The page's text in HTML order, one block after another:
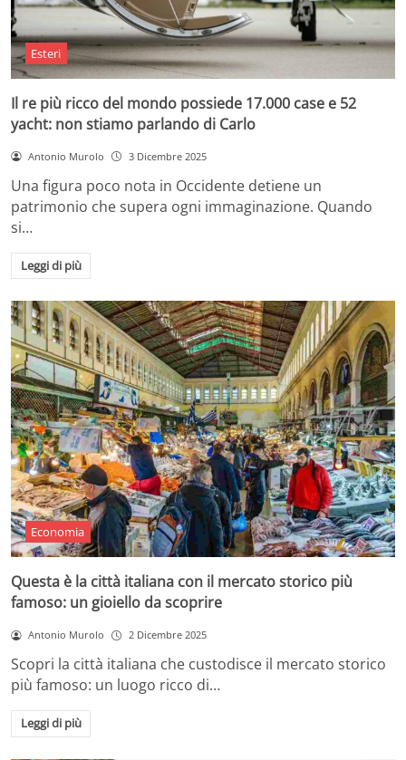
Esteri
Il re più ricco del mondo possiede 17.000 case e 52
yacht: non stiamo parlando di Carlo
Antonio Murolo 3 Dicembre 2025
Una figura poco nota in Occidente detiene un
patrimonio che supera ogni immaginazione. Quando
si…
Leggi di più
Economia
Questa è la città italiana con il mercato storico più
famoso: un gioiello da scoprire
Antonio Murolo 2 Dicembre 2025
Scopri la città italiana che custodisce il mercato storico
più famoso: un luogo ricco di…
Leggi di più